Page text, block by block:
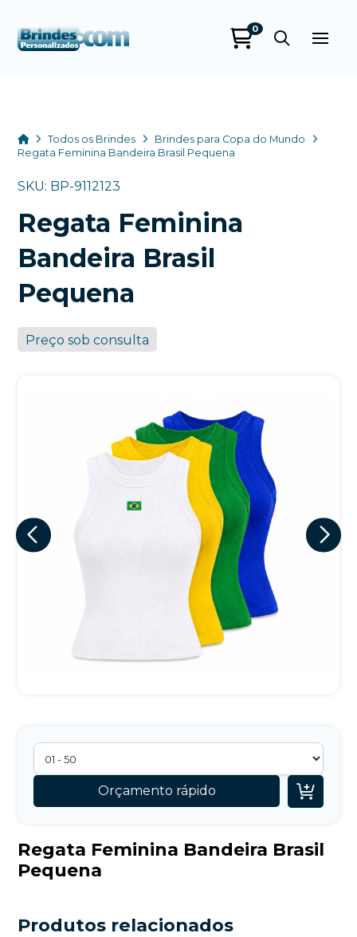
0
HomeTodos os Brindes
Brindes para Copa do Mundo
Regata Feminina Bandeira Brasil Pequena
SKU: BP-9112123
Regata Feminina
Bandeira Brasil
Pequena
Preço sob consulta
Orçamento rápido 
Regata Feminina Bandeira Brasil
Pequena
Produtos relacionados
+55
Eu concordo em receber comunicações.
A nossa empresa está comprometida a proteger e respeitar
sua privacidade, utilizaremos seus dados apenas para fins
de marketing. Você pode alterar suas preferências a
Iniciar conversa